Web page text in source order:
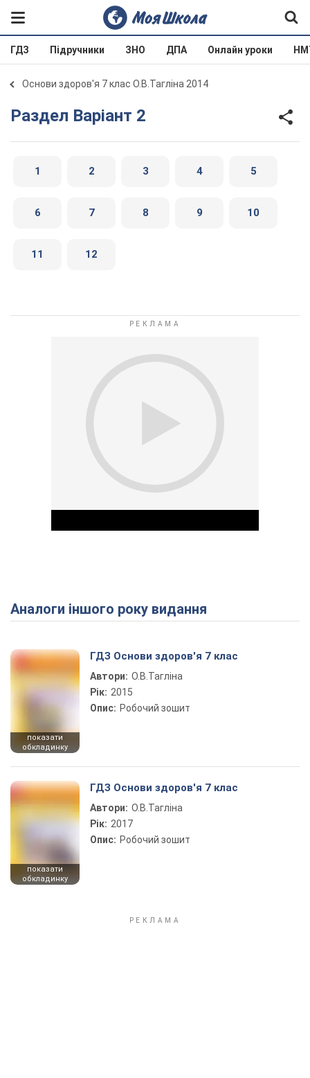
ГДЗ Підручники ЗНО ДПА Онлайн уроки
Основи здоров'я 7 клас О.В.Тагліна 2014
Раздел Варіант 2
1 2 3 4 5
6 7 8 9 10
11 12
Play Video
Аналоги іншого року видання
показати
обкладинку
ГДЗ Основи здоров'я 7 клас
Автори: О.В.Тагліна
Рік: 2015
Опис: Робочий зошит
показати
обкладинку
ГДЗ Основи здоров'я 7 клас
Автори: О.В.Тагліна
Рік: 2017
Опис: Робочий зошит